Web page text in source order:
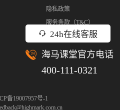
24h在线客服
海马课堂官方电话
400-111-0321
隐私政策
服务条款（T&C）
备19007957号-1